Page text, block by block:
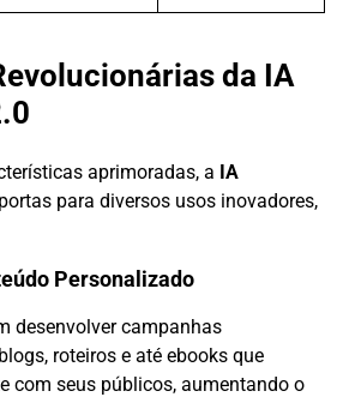
da IA
aprimoradas, a IA
para diversos usos inovadores,
Personalizado
desenvolver campanhas
roteiros e até ebooks que
com seus públicos, aumentando o